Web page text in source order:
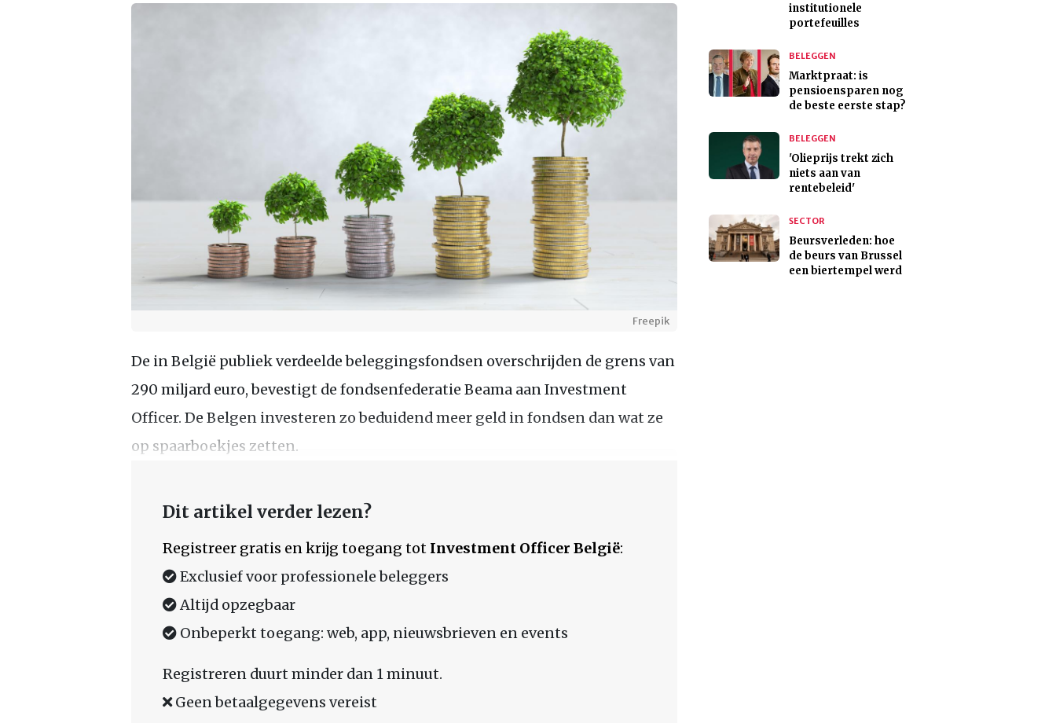
Freepik
De in België publiek verdeelde beleggingsfondsen overschrijden de grens van
290 miljard euro, bevestigt de fondsenfederatie Beama aan Investment
Officer. De Belgen investeren zo beduidend meer geld in fondsen dan wat ze
op spaarboekjes zetten.
Dit artikel verder lezen?
Registreer gratis en krijg toegang tot Investment Officer België:
Exclusief voor professionele beleggers
Altijd opzegbaar
Onbeperkt toegang: web, app, nieuwsbrieven en events
Registreren duurt minder dan 1 minuut.
Geen betaalgegevens vereist
institutionele
portefeuilles
BELEGGEN
Marktpraat: is
pensioensparen nog
de beste eerste stap?
BELEGGEN
'Olieprijs trekt zich
niets aan van
rentebeleid'
SECTOR
Beursverleden: hoe
de beurs van Brussel
een biertempel werd